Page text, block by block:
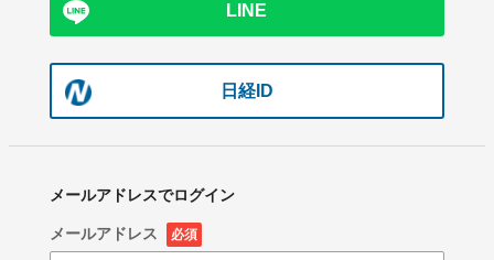
LINE
日経ID
メールアドレスでログイン
メールアドレス 必須